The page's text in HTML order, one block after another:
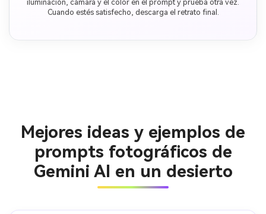
iluminación, cámara y el color en el prompt y prueba otra vez.
Cuando estés satisfecho, descarga el retrato final.
Mejores ideas y ejemplos de
prompts fotográficos de
Gemini AI en un desierto